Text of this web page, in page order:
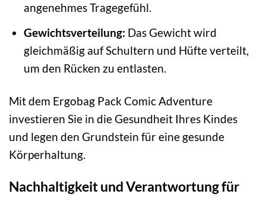
angenehmes Tragegefühl.
Gewichtsverteilung: Das Gewicht wird
gleichmäßig auf Schultern und Hüfte verteilt,
um den Rücken zu entlasten.
Mit dem Ergobag Pack Comic Adventure
investieren Sie in die Gesundheit Ihres Kindes
und legen den Grundstein für eine gesunde
Körperhaltung.
Nachhaltigkeit und Verantwortung für